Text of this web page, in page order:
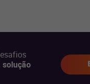
solução